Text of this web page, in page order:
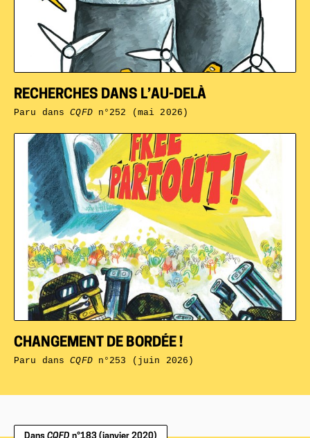
CHANGEMENT DE BORDÉE !
Paru dansCQFDn°253 (juin 2026)
RECHERCHES DANS L’AU-DELÀ
Paru dansCQFDn°252 (mai 2026)